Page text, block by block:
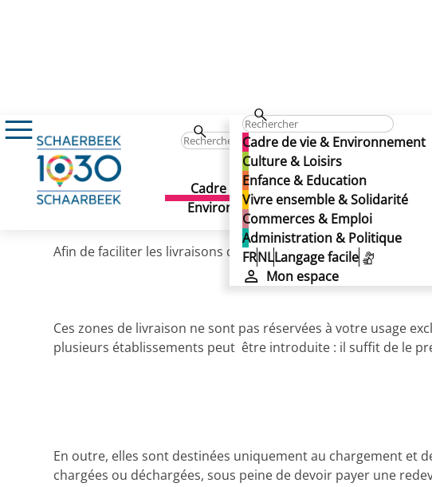
Cadre de vie & Environnement
Culture & Loisirs
Enfance & Education
Vivre ensemble & Solidarité
Commerces & Emploi
Administration & Politique
FRNLLangage facile
Mon espace
Cadre de vie &
Environnement
Culture & Loisirs
Administration & Politique Démarches administratives
Zone de livraison (demande)
Zone de livraison (demande)
Afin de faciliter les livraisons de marchandises / matériel à
Ces zones de livraison ne sont pas réservées à votre usage
plusieurs établissements peut être introduite : il suffit de le
En outre, elles sont destinées uniquement au chargement et
chargées ou déchargées, sous peine de devoir payer une